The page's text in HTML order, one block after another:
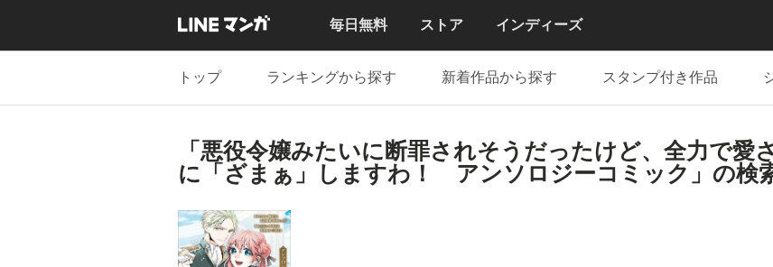
毎日無料 ストア インディーズ
トップ ランキングから探す 新着作品から探す スタンプ付き作品
「悪役令嬢みたいに断罪されそうだったけど、全力で
に「ざまぁ」しますわ！ アンソロジーコミック」の検